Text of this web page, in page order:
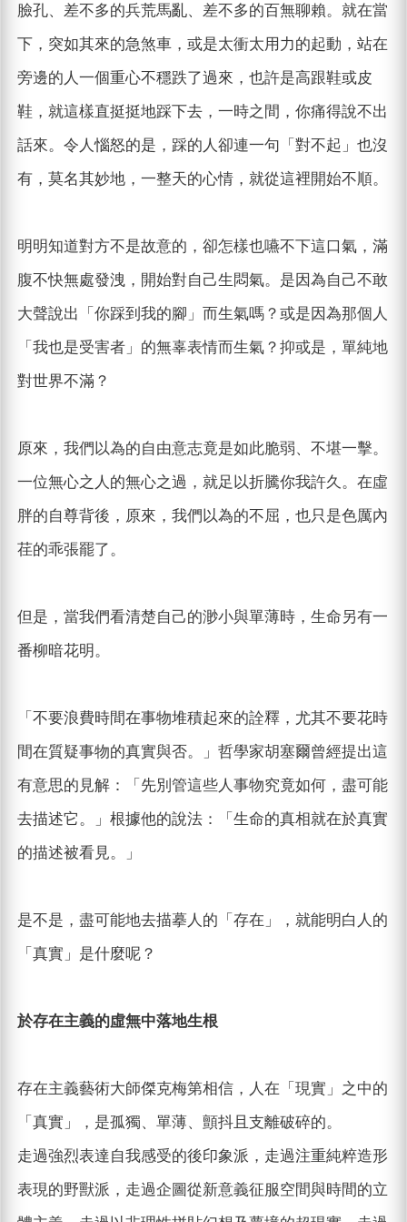
臉孔、差不多的兵荒馬亂、差不多的百無聊賴。就在當
下，突如其來的急煞車，或是太衝太用力的起動，站在
旁邊的人一個重心不穩跌了過來，也許是高跟鞋或皮
鞋，就這樣直挺挺地踩下去，一時之間，你痛得說不出
話來。令人惱怒的是，踩的人卻連一句「對不起」也沒
有，莫名其妙地，一整天的心情，就從這裡開始不順。
明明知道對方不是故意的，卻怎樣也嚥不下這口氣，滿
腹不快無處發洩，開始對自己生悶氣。是因為自己不敢
大聲說出「你踩到我的腳」而生氣嗎？或是因為那個人
「我也是受害者」的無辜表情而生氣？抑或是，單純地
對世界不滿？
原來，我們以為的自由意志竟是如此脆弱、不堪一擊。
一位無心之人的無心之過，就足以折騰你我許久。在虛
胖的自尊背後，原來，我們以為的不屈，也只是色厲內
荏的乖張罷了。
但是，當我們看清楚自己的渺小與單薄時，生命另有一
番柳暗花明。
「不要浪費時間在事物堆積起來的詮釋，尤其不要花時
間在質疑事物的真實與否。」哲學家胡塞爾曾經提出這
有意思的見解：「先別管這些人事物究竟如何，盡可能
去描述它。」根據他的說法：「生命的真相就在於真實
的描述被看見。」
是不是，盡可能地去描摹人的「存在」，就能明白人的
「真實」是什麼呢？
於存在主義的虛無中落地生根
存在主義藝術大師傑克梅第相信，人在「現實」之中的
「真實」，是孤獨、單薄、顫抖且支離破碎的。
走過強烈表達自我感受的後印象派，走過注重純粹造形
表現的野獸派，走過企圖從新意義征服空間與時間的立